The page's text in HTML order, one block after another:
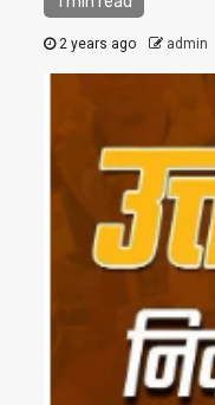
2 years ago admin